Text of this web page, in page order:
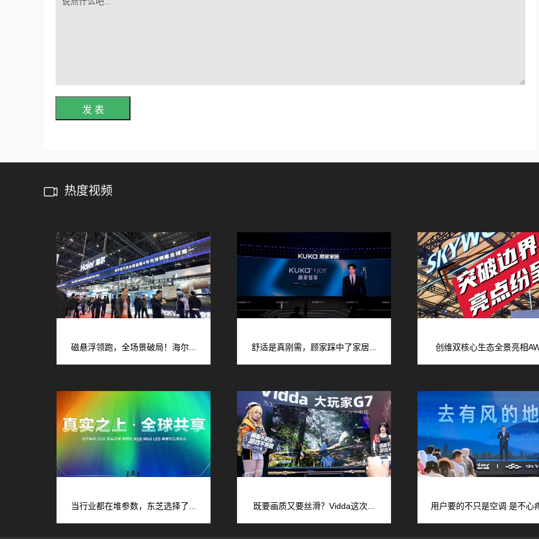
发 表
热度视频
磁悬浮领跑，全场景破局！海尔... 舒适是真刚需，顾家踩中了家居... 创维双核心生态全景亮相
当行业都在堆参数，东芝选择了... 既要画质又要丝滑？Vidda这次... 用户要的不只是空调 是不心